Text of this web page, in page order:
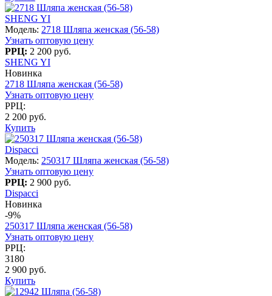
SHENG YI
Модель: 2718 Шляпа женская (56-58)
Узнать оптовую цену
РРЦ: 2 200 руб.
SHENG YI
Новинка
2718 Шляпа женская (56-58)
Узнать оптовую цену
РРЦ:
2 200 руб.
Купить
Dispacci
Модель: 250317 Шляпа женская (56-58)
Узнать оптовую цену
РРЦ: 2 900 руб.
Dispacci
Новинка
-9%
250317 Шляпа женская (56-58)
Узнать оптовую цену
РРЦ:
3180
2 900 руб.
Купить